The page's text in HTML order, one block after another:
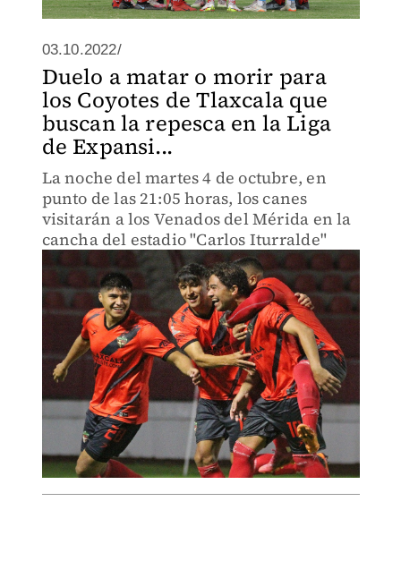
03.10.2022/
Duelo a matar o morir para
los Coyotes de Tlaxcala que
buscan la repesca en la Liga
de Expansi...
La noche del martes 4 de octubre, en
punto de las 21:05 horas, los canes
visitarán a los Venados del Mérida en la
cancha del estadio "Carlos Iturralde"